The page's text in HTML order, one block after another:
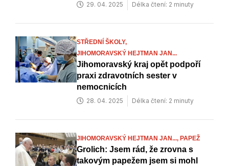
29. 04. 2025 Délka čtení: 2 minuty
STŘEDNÍ ŠKOLY,
JIHOMORAVSKÝ HEJTMAN JAN...
Jihomoravský kraj opět podpoří
praxi zdravotních sester v
nemocnicích
28. 04. 2025 Délka čtení: 2 minuty
JIHOMORAVSKÝ HEJTMAN JAN..., PAPEŽ
Grolich: Jsem rád, že zrovna s
takovým papežem jsem si mohl